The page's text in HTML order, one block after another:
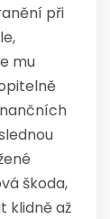
při
mu
škoda,
klidně až